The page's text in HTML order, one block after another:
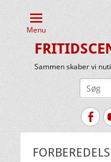
Menu
Sammen skaber vi